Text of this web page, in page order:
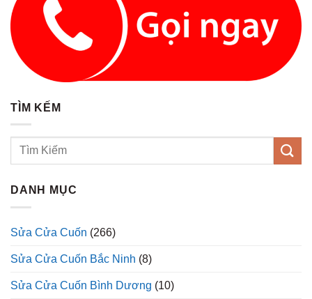
TÌM KẾM
DANH MỤC
Sửa Cửa Cuốn (266)
Sửa Cửa Cuốn Bắc Ninh (8)
Sửa Cửa Cuốn Bình Dương (10)